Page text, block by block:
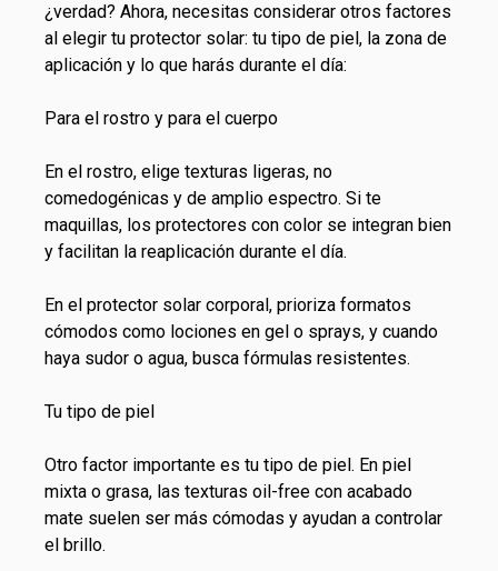
¿verdad? Ahora, necesitas considerar otros factores
al elegir tu protector solar: tu tipo de piel, la zona de
aplicación y lo que harás durante el día:
Para el rostro y para el cuerpo
En el rostro, elige texturas ligeras, no
comedogénicas y de amplio espectro. Si te
maquillas, los protectores con color se integran bien
y facilitan la reaplicación durante el día.
En el protector solar corporal, prioriza formatos
cómodos como lociones en gel o sprays, y cuando
haya sudor o agua, busca fórmulas resistentes.
Tu tipo de piel
Otro factor importante es tu tipo de piel. En piel
mixta o grasa, las texturas oil-free con acabado
mate suelen ser más cómodas y ayudan a controlar
el brillo.